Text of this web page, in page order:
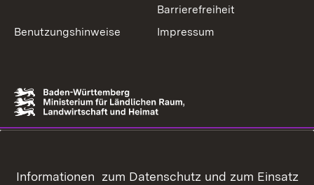
Barrierefreiheit
Benutzungshinweise
Impressum
Informationen zum Datenschutz und zum Einsatz